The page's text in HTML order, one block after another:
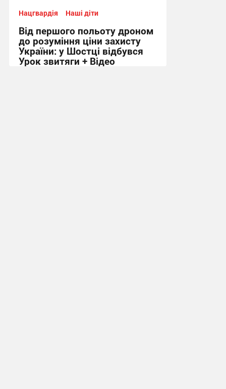
Нацгвардія Наші діти
Від першого польоту дроном
до розуміння ціни захисту
України: у Шостці відбувся
Урок звитяги + Відео